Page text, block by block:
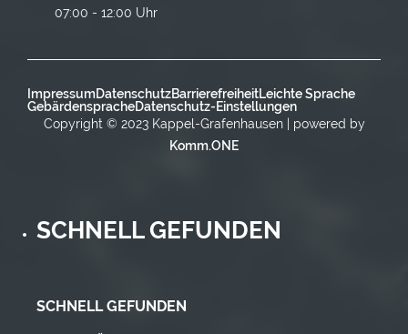
07:00 - 12:00 Uhr
ImpressumDatenschutzBarrierefreiheitLeichte Sprache
GebärdenspracheDatenschutz-Einstellungen
Copyright © 2023 Kappel-Grafenhausen | powered by
Komm.ONE
SCHNELL GEFUNDEN
SCHNELL GEFUNDEN